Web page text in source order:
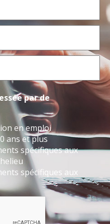
par de
en emploi
ans et plus
spécifiques aux
spécifiques aux